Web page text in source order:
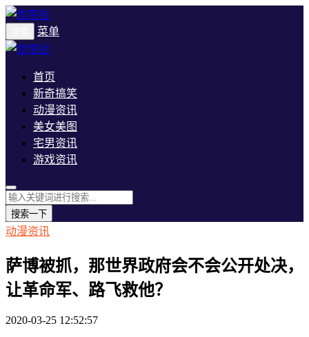
菜单
首页
新奇搞笑
动漫资讯
美女美图
宅男资讯
游戏资讯
搜索一下
动漫资讯
萨博被抓，那世界政府会不会公开处决，
让革命军、路飞救他？
2020-03-25 12:52:57